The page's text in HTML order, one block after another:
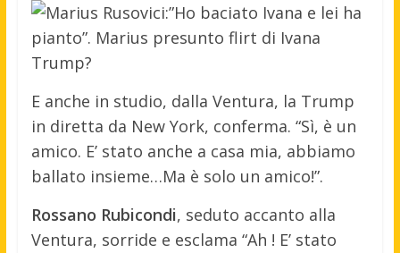
E anche in studio, dalla Ventura, la Trump
in diretta da New York, conferma. “Sì, è un
amico. E’ stato anche a casa mia, abbiamo
ballato insieme…Ma è solo un amico!”.
Rossano Rubicondi, seduto accanto alla
Ventura, sorride e esclama “Ah ! E’ stato